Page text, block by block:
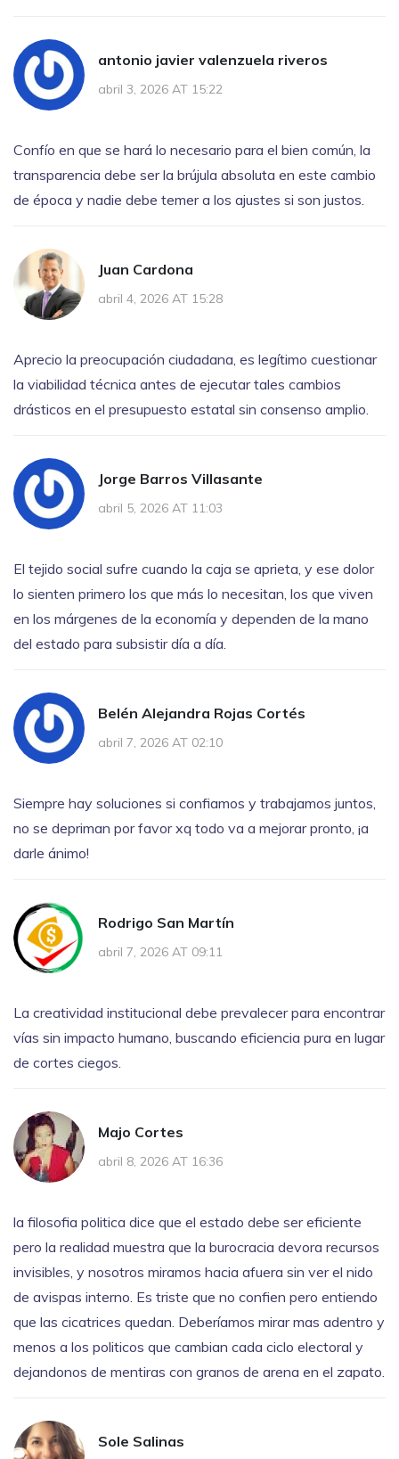
antonio javier valenzuela riveros
abril 3, 2026 AT 15:22
Confío en que se hará lo necesario para el bien común, la
transparencia debe ser la brújula absoluta en este cambio
de época y nadie debe temer a los ajustes si son justos.
Juan Cardona
abril 4, 2026 AT 15:28
Aprecio la preocupación ciudadana, es legítimo cuestionar
la viabilidad técnica antes de ejecutar tales cambios
drásticos en el presupuesto estatal sin consenso amplio.
Jorge Barros Villasante
abril 5, 2026 AT 11:03
El tejido social sufre cuando la caja se aprieta, y ese dolor
lo sienten primero los que más lo necesitan, los que viven
en los márgenes de la economía y dependen de la mano
del estado para subsistir día a día.
Belén Alejandra Rojas Cortés
abril 7, 2026 AT 02:10
Siempre hay soluciones si confiamos y trabajamos juntos,
no se depriman por favor xq todo va a mejorar pronto, ¡a
darle ánimo!
Rodrigo San Martín
abril 7, 2026 AT 09:11
La creatividad institucional debe prevalecer para encontrar
vías sin impacto humano, buscando eficiencia pura en lugar
de cortes ciegos.
Majo Cortes
abril 8, 2026 AT 16:36
la filosofia politica dice que el estado debe ser eficiente
pero la realidad muestra que la burocracia devora recursos
invisibles, y nosotros miramos hacia afuera sin ver el nido
de avispas interno. Es triste que no confien pero entiendo
que las cicatrices quedan. Deberíamos mirar mas adentro y
menos a los politicos que cambian cada ciclo electoral y
dejandonos de mentiras con granos de arena en el zapato.
Sole Salinas